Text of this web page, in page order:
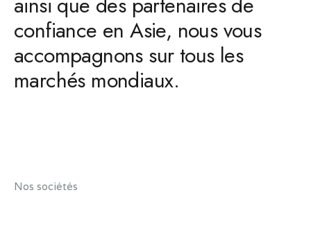
confiance en Asie, nous vous
accompagnons sur tous les
marchés mondiaux.
Nos sociétés